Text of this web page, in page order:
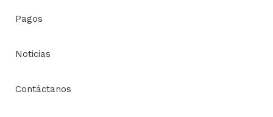
Pagos
Noticias
Contáctanos